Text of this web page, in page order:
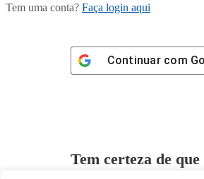
Tem uma conta? Faça login aqui
Continuar com
Tem certeza de que